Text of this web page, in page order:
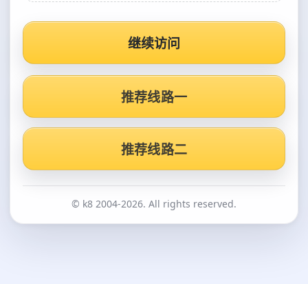
继续访问
推荐线路一
推荐线路二
© k8 2004-2026. All rights reserved.